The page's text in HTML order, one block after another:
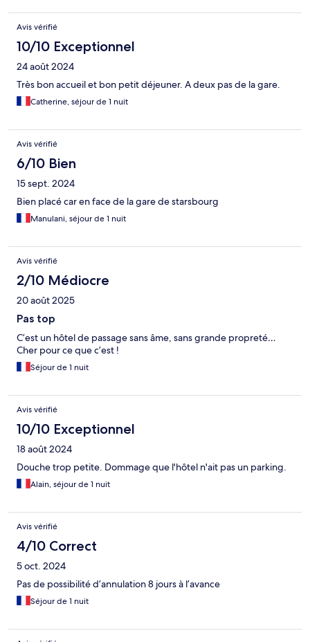
Avis vérifié
10/10 Exceptionnel
24 août 2024
Très bon accueil et bon petit déjeuner. A deux pas de la gare.
Catherine, séjour de 1 nuit
Avis vérifié
6/10 Bien
15 sept. 2024
Bien placé car en face de la gare de starsbourg
Manulani, séjour de 1 nuit
Avis vérifié
2/10 Médiocre
20 août 2025
Pas top
C’est un hôtel de passage sans âme, sans grande propreté…
Cher pour ce que c’est !
Séjour de 1 nuit
Avis vérifié
10/10 Exceptionnel
18 août 2024
Douche trop petite. Dommage que l'hôtel n'ait pas un parking.
Alain, séjour de 1 nuit
Avis vérifié
4/10 Correct
5 oct. 2024
Pas de possibilité d’annulation 8 jours à l’avance
Séjour de 1 nuit